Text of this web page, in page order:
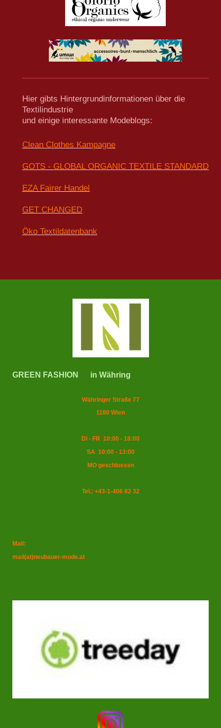
Hier gibts Hintergrundinformationen über die
Textilindustrie
und einige interessante Modeblogs:
Clean Clothes Kampagne
GOTS - GLOBAL ORGANIC TEXTILE STANDARD
EZA Fairer Handel
GET CHANGED
Öko Textildatenbank
GREEN FASHION in Währing
Währinger Straße 77
1180 Wien
DI - FR 10:00 - 18:00
SA 10:00 - 13:00
MO geschlossen
Tel.: +43-1-406 82 32
Mail:
mail(at)neubauer-mode.at